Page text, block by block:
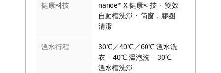
健康科技
nanoe™ X 健康科技 · 雙效
自動槽洗淨 · 筒窗．膠圈
清潔
溫水行程
30℃／40℃／60℃ 溫水洗
衣 · 40℃ 溫泡洗 · 30℃
溫水槽洗淨